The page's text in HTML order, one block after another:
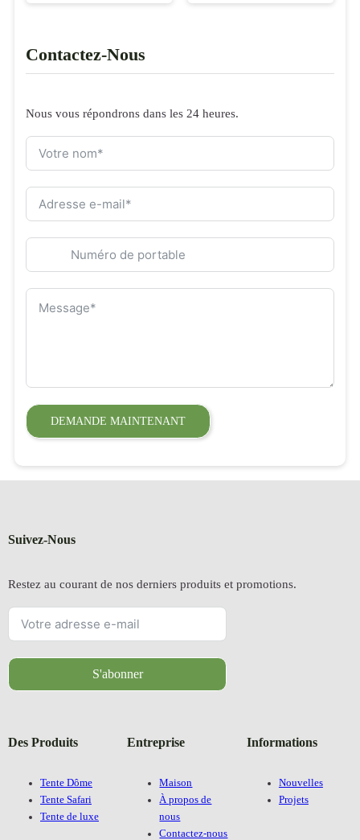
Contactez-Nous
Nous vous répondrons dans les 24 heures.
DEMANDE MAINTENANT
Des Produits
Tente Dôme
Tente Safari
Tente de luxe
Entreprise
Maison
À propos de
nous
Contactez-nous
Informations
Nouvelles
Projets
Suivez-Nous
Restez au courant de nos derniers produits et promotions.
S'abonner